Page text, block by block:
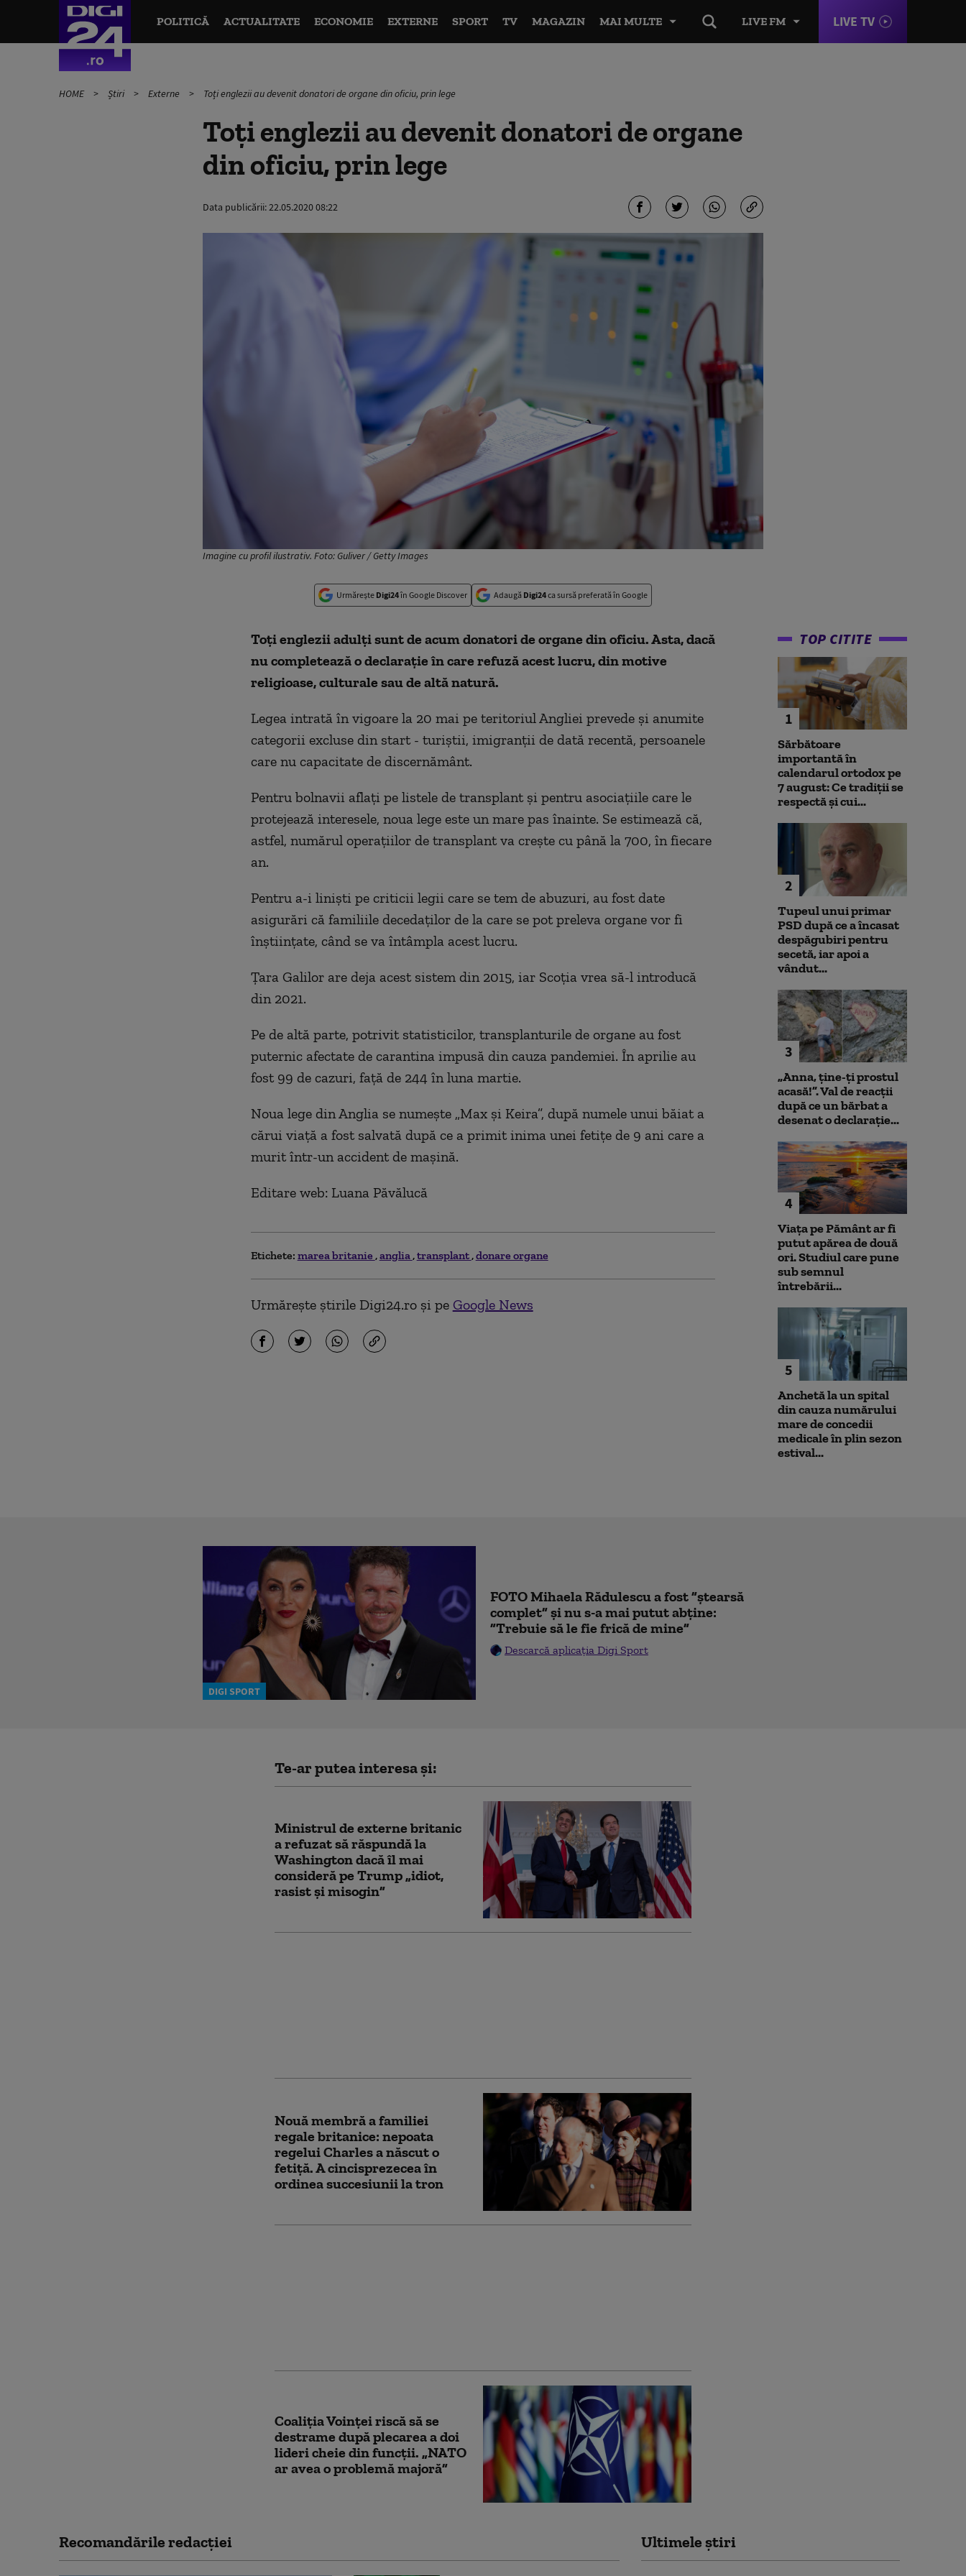
LIVE FM LIVE TV
POLITICĂ ACTUALITATE ECONOMIE EXTERNE SPORT TV MAGAZIN MAI MULTE
HOME Știri Externe Toți englezii au devenit donatori de organe din oficiu, prin lege
Toți englezii au devenit donatori de organe
din oficiu, prin lege
Data publicării:22.05.2020 08:22
Imagine cu profil ilustrativ. Foto: Guliver / Getty Images
Urmărește Digi24în Google Discover Adaugă Digi24ca sursă preferată în Google
Toți englezii adulți sunt de acum donatori de organe din oficiu.Asta, dacă
nu completează o declarație în care refuză acest lucru, din motive
religioase, culturale sau de altă natură.
Legea intrată în vigoare la 20 mai pe teritoriul Angliei prevede și anumite
categorii excluse din start - turiștii, imigranții de dată recentă, persoanele
care nu capacitate de discernământ.
Pentru bolnavii aflați pe listele de transplant și pentru asociațiile care le
protejează interesele, noua lege este un mare pas înainte. Se estimează că,
astfel, numărul operaţiilor de transplant va creşte cu până la 700, în fiecare
an.
Pentru a-i liniști pe criticii legii care se tem de abuzuri, au fost date
asigurări că familiile decedaților de la care se pot preleva organe vor fi
înștiințate, când se va întâmpla acest lucru.
Țara Galilor are deja acest sistem din 2015, iar Scoția vrea să-l introducă
din 2021.
Pe de altă parte, potrivit statisticilor, transplanturile de organe au fost
puternic afectate de carantina impusă din cauza pandemiei. În aprilie au
fost 99 de cazuri, față de 244 în luna martie.
Noua lege din Anglia se numește „Max și Keira”, după numele unui băiat a
cărui viață a fost salvată după ce a primit inima unei fetițe de 9 ani care a
murit într-un accident de mașină.
Editare web: Luana Păvălucă
Etichete: marea britanie anglia transplant donare organe
Urmărește știrile Digi24.ro și pe Google News
TOP CITITE
1
Sărbătoare
importantă în
calendarul ortodox pe
7 august: Ce tradiții se
respectă și cui...
2
Tupeul unui primar
PSD după ce a încasat
despăgubiri pentru
secetă, iar apoi a
vândut...
3
„Anna, ţine-ţi prostul
acasă!”. Val de reacții
după ce un bărbat a
desenat o declarație...
4
Viața pe Pământ ar fi
putut apărea de două
ori. Studiul care pune
sub semnul
întrebării...
5
Anchetă la un spital
din cauza numărului
mare de concedii
medicale în plin sezon
estival...
DIGI SPORT
FOTO Mihaela Rădulescu a fost ”ștearsă
complet” și nu s-a mai putut abține:
”Trebuie să le fie frică de mine”
Descarcă aplicația Digi Sport
Te-ar putea interesa și:
Ministrul de externe britanic
a refuzat să răspundă la
Washington dacă îl mai
consideră pe Trump „idiot,
rasist şi misogin”
Nouă membră a familiei
regale britanice: nepoata
regelui Charles a născut o
fetiță. A cincisprezecea în
ordinea succesiunii la tron
Coaliția Voinței riscă să se
destrame după plecarea a doi
lideri cheie din funcții. „NATO
ar avea o problemă majoră”
Recomandările redacţiei Ultimele știri